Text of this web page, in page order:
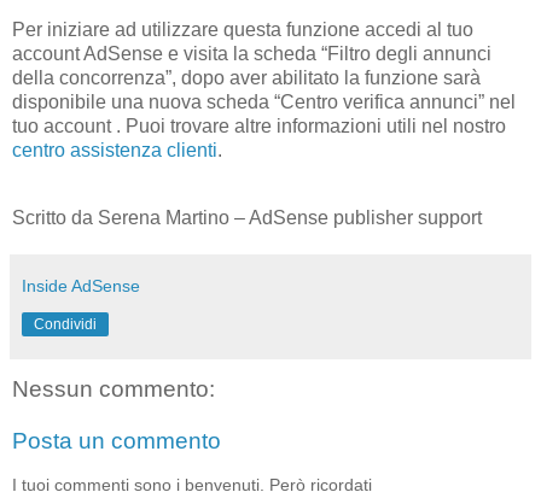
Per iniziare ad utilizzare questa funzione accedi al tuo
account AdSense e visita la scheda “Filtro degli annunci
della concorrenza”, dopo aver abilitato la funzione sarà
disponibile una nuova scheda “Centro verifica annunci” nel
tuo account . Puoi trovare altre informazioni utili nel nostro
centro assistenza clienti.
Scritto da Serena Martino – AdSense publisher support
Inside AdSense
Condividi
Nessun commento:
Posta un commento
I tuoi commenti sono i benvenuti. Però ricordati